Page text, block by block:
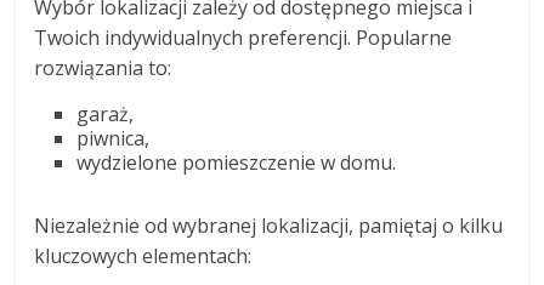
Wybór lokalizacji zależy od dostępnego miejsca i
Twoich indywidualnych preferencji. Popularne
rozwiązania to:
garaż,
piwnica,
wydzielone pomieszczenie w domu.
Niezależnie od wybranej lokalizacji, pamiętaj o kilku
kluczowych elementach: